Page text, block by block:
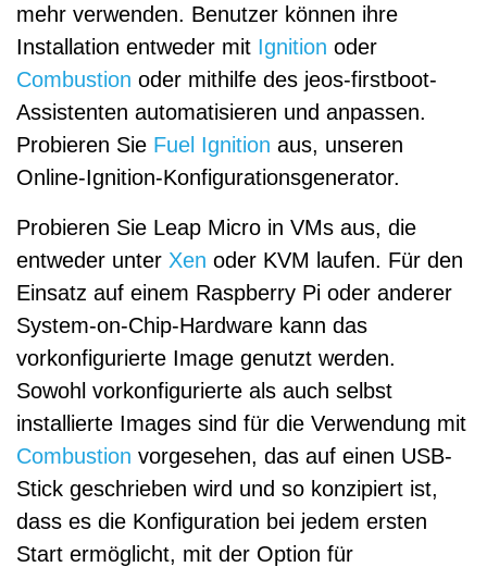
mehr verwenden. Benutzer können ihre
Installation entweder mit Ignition oder
Combustion oder mithilfe des jeos-firstboot-
Assistenten automatisieren und anpassen.
Probieren Sie Fuel Ignition aus, unseren
Online-Ignition-Konfigurationsgenerator.
Probieren Sie Leap Micro in VMs aus, die
entweder unter Xen oder KVM laufen. Für den
Einsatz auf einem Raspberry Pi oder anderer
System-on-Chip-Hardware kann das
vorkonfigurierte Image genutzt werden.
Sowohl vorkonfigurierte als auch selbst
installierte Images sind für die Verwendung mit
Combustion vorgesehen, das auf einen USB-
Stick geschrieben wird und so konzipiert ist,
dass es die Konfiguration bei jedem ersten
Start ermöglicht, mit der Option für